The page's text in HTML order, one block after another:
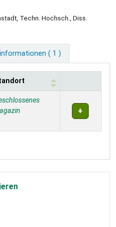
Techn. Hochsch., Diss.
( 1 )